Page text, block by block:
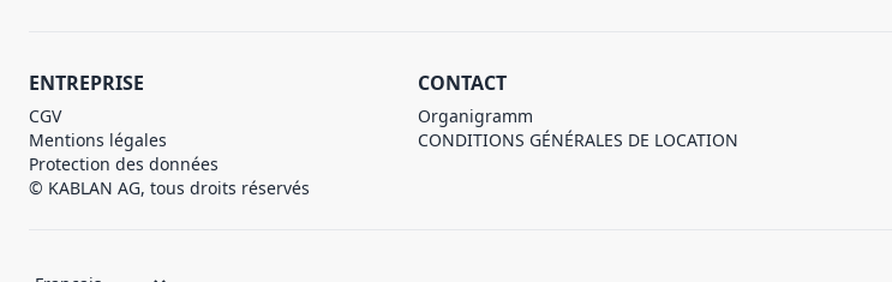
ENTREPRISE
CGV
Mentions légales
Protection des données
© KABLAN AG, tous droits réservés
CONTACT
Organigramm
CONDITIONS GÉNÉRALES DE LOCATION